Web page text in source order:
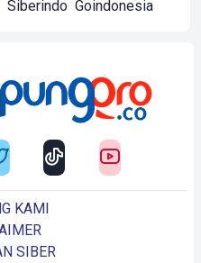
Siberindo Goindonesia
KAMI
SIBER